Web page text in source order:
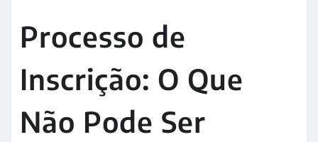
Processo de
Inscrição: O Que
Não Pode Ser